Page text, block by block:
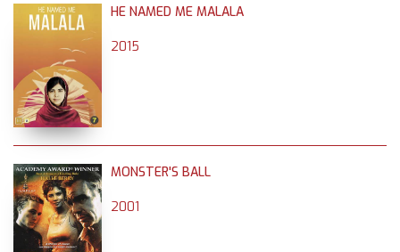
HE NAMED ME MALALA
2015
MONSTER'S BALL
2001